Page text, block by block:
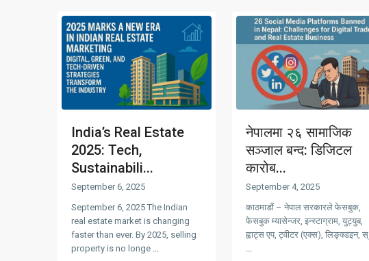
India’s Real Estate
2025: Tech,
Sustainabili...
September 6, 2025
September 6, 2025 The Indian
real estate market is changing
faster than ever. By 2025, selling
property is no longe
नेपालमा २६ सामाजिक
सञ्जाल बन्द: डिजिटल
कारोब...
September 4, 2025
काठमाडौं – नेपाल सरकारले फेसबुक,
फेसबुक म्यासेन्जर, इन्स्टाग्राम, युट्युब,
ह्वाट्स एप, ट्वीटर (एक्स), लिङ्क्डइन, स्